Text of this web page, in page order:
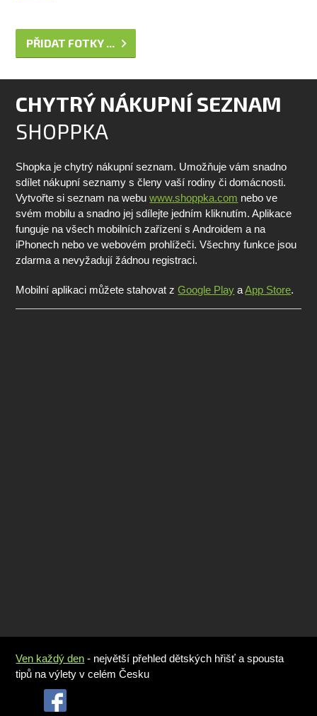
PŘIDAT FOTKY ...
CHYTRÝ NÁKUPNÍ SEZNAM
SHOPPKA
Shopka je chytrý nákupní seznam. Umožňuje vám snadno
sdílet nákupní seznamy s členy vaší rodiny či domácnosti.
Vytvořte si seznam na webuwww.shoppka.com nebo ve
svém mobilu a snadno jej sdílejte jedním kliknutím. Aplikace
funguje na všech mobilních zařízení s Androidem a na
iPhonech nebo ve webovém prohlížeči. Všechny funkce jsou
zdarma a nevyžadují žádnou registraci.
Mobilní aplikaci můžete stahovat zGoogle Play aApp Store.
Ven každý den - největší přehled dětských hřišť a spousta
tipů na výlety v celém Česku